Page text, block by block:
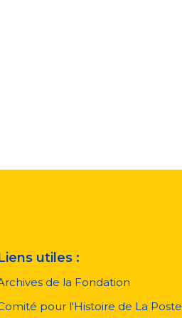
utiles :
de la Fondation
pour l'Histoire de La Poste